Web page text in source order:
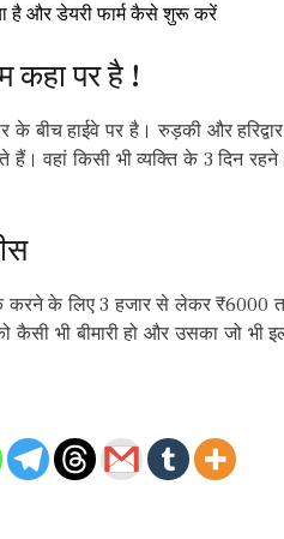
है और डेयरी फार्म कैसे शुरू करें
कहा पर है !
के बीच हाईवे पर है। रुड़की और
वहां किसी भी व्यक्ति के 3 दिन रहने
करने के लिए 3 हजार से लेकर
कैसी भी बीमारी हो और उसका जो